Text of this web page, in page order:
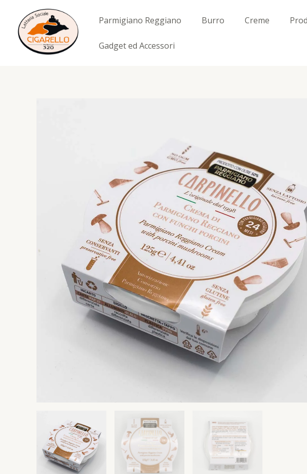
contenuto
Parmigiano Reggiano Burro Creme
Gadget ed Accessori